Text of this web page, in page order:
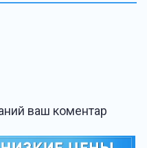
ваш коментар